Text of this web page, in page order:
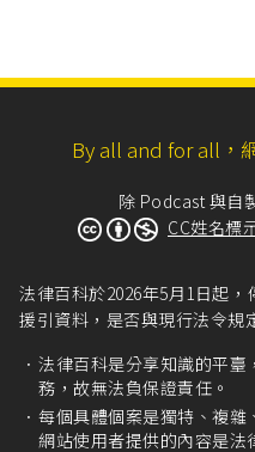
By all and for all，
除 Podcast 與自
CC姓名標
法律百科於2026年5月1日起
援引資料，是否與現行法令規
法律百科是分享知識的平
務，故無法負保證責任。
每個具體個案是獨特、複
網站使用者提供的內容是